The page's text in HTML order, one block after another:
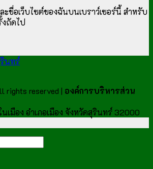
ชื่อเว็บไซต์ของฉันบนเบราว์เซอร์นี้ สำหรับ
ถัดไป
นทร์
rights reserved | องค์การบริหารส่วน
เมือง อำเภอเมือง จังหวัดสุรินทร์ 32000